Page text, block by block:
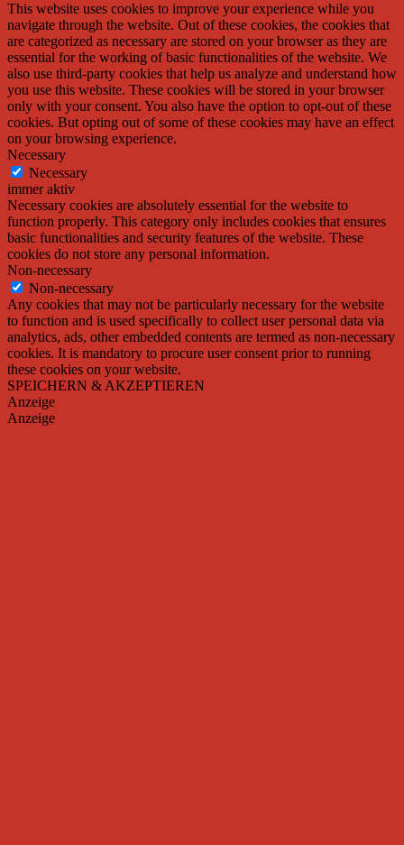
This website uses cookies to improve your experience while you
navigate through the website. Out of these cookies, the cookies that
are categorized as necessary are stored on your browser as they are
essential for the working of basic functionalities of the website. We
also use third-party cookies that help us analyze and understand how
you use this website. These cookies will be stored in your browser
only with your consent. You also have the option to opt-out of these
cookies. But opting out of some of these cookies may have an effect
on your browsing experience.
Necessary
Necessary
immer aktiv
Necessary cookies are absolutely essential for the website to
function properly. This category only includes cookies that ensures
basic functionalities and security features of the website. These
cookies do not store any personal information.
Non-necessary
Non-necessary
Any cookies that may not be particularly necessary for the website
to function and is used specifically to collect user personal data via
analytics, ads, other embedded contents are termed as non-necessary
cookies. It is mandatory to procure user consent prior to running
these cookies on your website.
SPEICHERN & AKZEPTIEREN
Anzeige
Anzeige